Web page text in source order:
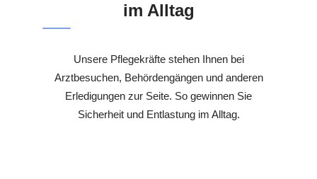
im Alltag
Unsere Pflegekräfte stehen Ihnen bei
Arztbesuchen, Behördengängen und anderen
Erledigungen zur Seite. So gewinnen Sie
Sicherheit und Entlastung im Alltag.